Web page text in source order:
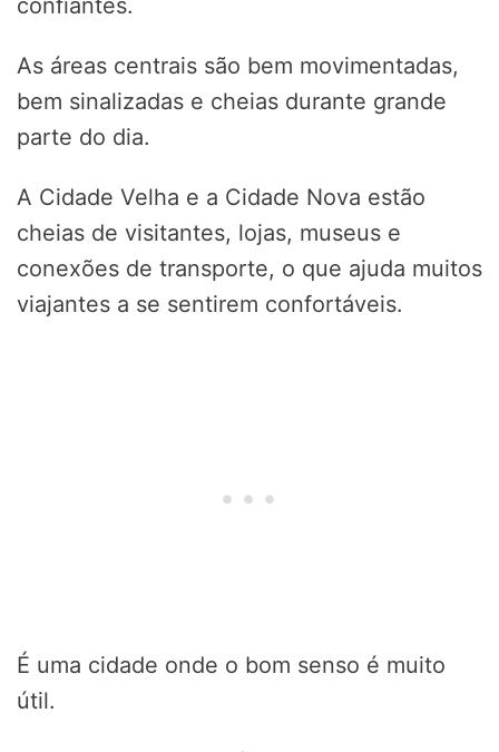
confiantes.
As áreas centrais são bem movimentadas,
bem sinalizadas e cheias durante grande
parte do dia.
A Cidade Velha e a Cidade Nova estão
cheias de visitantes, lojas, museus e
conexões de transporte, o que ajuda muitos
viajantes a se sentirem confortáveis.
É uma cidade onde o bom senso é muito
útil.